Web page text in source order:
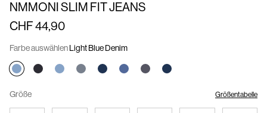
NMMONI SLIM FIT JEANS
CHF 44,90
Farbe auswählenLight Blue Denim
Größe Größentabelle